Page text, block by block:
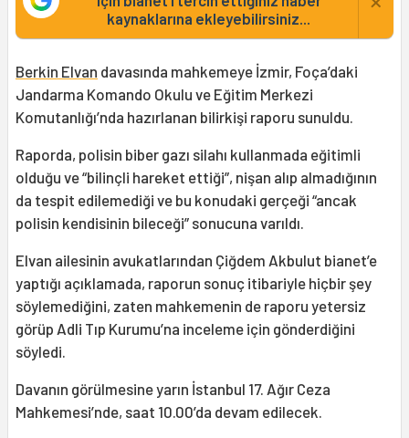
kaynaklarına ekleyebilirsiniz...
Berkin Elvan davasında mahkemeye İzmir, Foça’daki
Jandarma Komando Okulu ve Eğitim Merkezi
Komutanlığı’nda hazırlanan bilirkişi raporu sunuldu.
Raporda, polisin biber gazı silahı kullanmada eğitimli
olduğu ve “bilinçli hareket ettiği”, nişan alıp almadığının
da tespit edilemediği ve bu konudaki gerçeği “ancak
polisin kendisinin bileceği” sonucuna varıldı.
Elvan ailesinin avukatlarından Çiğdem Akbulut bianet’e
yaptığı açıklamada, raporun sonuç itibariyle hiçbir şey
söylemediğini, zaten mahkemenin de raporu yetersiz
görüp Adli Tıp Kurumu’na inceleme için gönderdiğini
söyledi.
Davanın görülmesine yarın İstanbul 17. Ağır Ceza
Mahkemesi’nde, saat 10.00’da devam edilecek.